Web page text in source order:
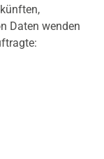
Daten wenden